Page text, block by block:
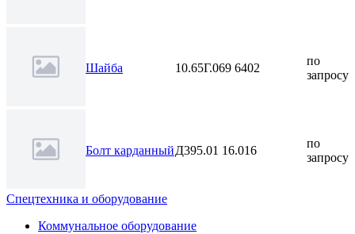
Шайба 10.65Г.069 6402
по
запросу
Болт карданныйД395.01 16.016
по
запросу
Спецтехника и оборудование
Коммунальное оборудование